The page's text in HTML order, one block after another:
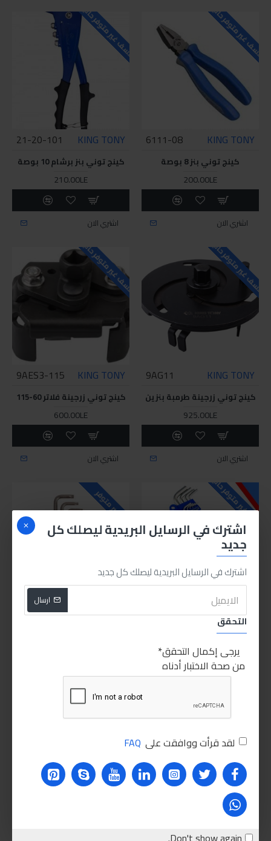
اشترك في الرسايل البريدية ليصلك كل
جديد
اشترك في الرسايل البريدية ليصلك كل جديد
ارسال
التحقق
يرجى إكمال التحقق
من صحة الاختبار أدناه
لقد قرأت ووافقت على FAQ
للاسف غير متوفر حاليا
KING TONY
6111-08
كينج توني بنز 8 بوصة
200.00LE
اشتري الان
للاسف غير متوفر حاليا
KING TONY
21-20-101
كينج توني بنز برشام 10 بوصة
210.00LE
اشتري الان
للاسف غير متوفر حاليا
KING TONY
9AG11
كينج توني زرجينة طرمبة بنزين
925.00LE
اشتري الان
للاسف غير متوفر حاليا
KING TONY
9AES3-115
كينج توني زرجينة فلاتر 60-115
600.00LE
اشتري الان
للاسف غير متوفر حاليا
KING TONY
20209SR02
كينج توني طقم الن بالبوصة
220.00LE
اشتري الان
غير متوفر
KING TONY
KT
اشتري الان
غير متوفر للاسف غير متوفر حاليا